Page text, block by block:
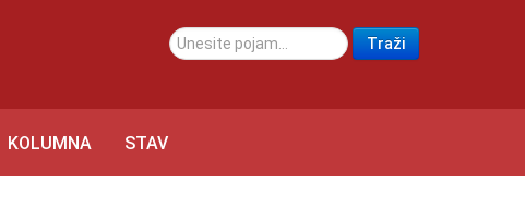
traži... Traži
KOLUMNA STAV